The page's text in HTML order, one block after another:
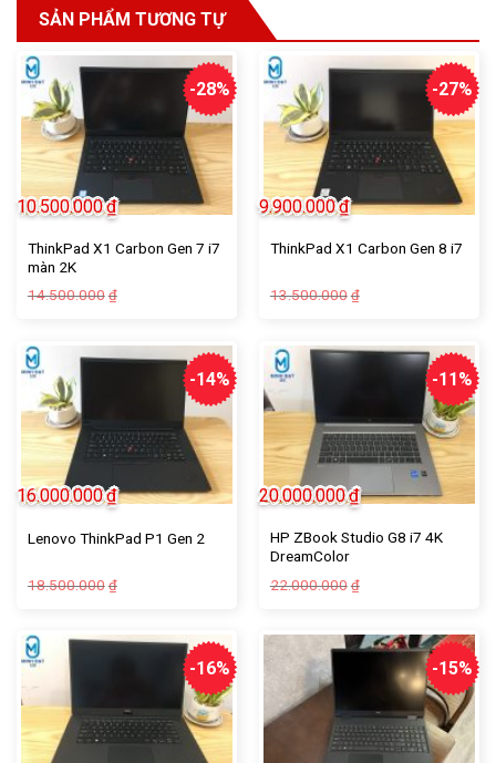
SẢN PHẨM TƯƠNG TỰ
-28%
ThinkPad X1 Carbon Gen 7 i7
màn 2K
14.500.000 ₫
10.500.000₫
-27%
ThinkPad X1 Carbon Gen 8 i7
13.500.000 ₫
9.900.000₫
-14%
Lenovo ThinkPad P1 Gen 2
18.500.000 ₫
16.000.000₫
-11%
HP ZBook Studio G8 i7 4K
DreamColor
22.000.000 ₫
20.000.000₫
-16% -15%